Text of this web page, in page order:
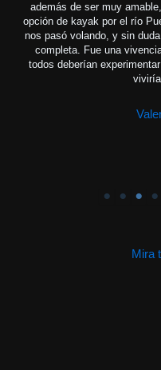
además de ser muy
opción de kayak por el río
nos pasó volando, y sin
completa. Fue una
todos deberían
Mira